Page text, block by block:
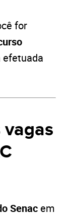
for
efetuada
vagas
Senac em